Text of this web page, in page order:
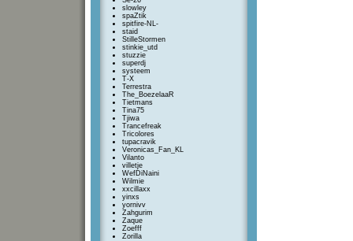
slowley
spaZtik
spitfire-NL-
staid
StilleStormen
stinkie_utd
stuzzie
superdj
systeem
T-X
Terrestra
The_BoezelaaR
Tietmans
Tina75
Tjiwa
Trancefreak
Tricolores
tupacravik
Veronicas_Fan_KL
Vilanto
villetje
WefDiNaini
Wilmie
xxcillaxx
yinxs
yornivv
Zahgurim
Zaque
Zoefff
Zorilla